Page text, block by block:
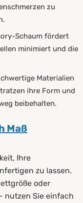
zu
Schaum fördert
minimiert und die
Materialien
ihre Form und
beibehalten.
Maß
Ihre
zu lassen.
oder
nutzen Sie einfach